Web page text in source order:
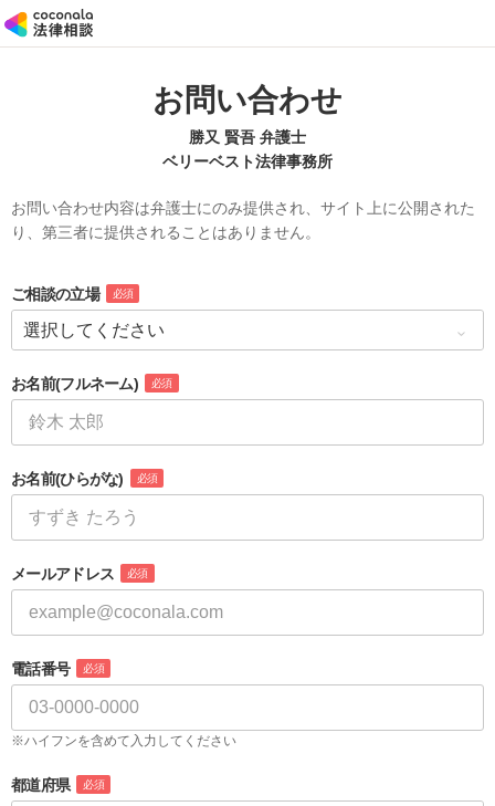
お問い合わせ
勝又 賢吾 弁護士
ベリーベスト法律事務所
お問い合わせ内容は弁護士にのみ提供され、サイト上に公開された
り、第三者に提供されることはありません。
ご相談の立場 必須
お名前(フルネーム) 必須
お名前(ひらがな) 必須
メールアドレス 必須
電話番号 必須
※ハイフンを含めて入力してください
都道府県 必須